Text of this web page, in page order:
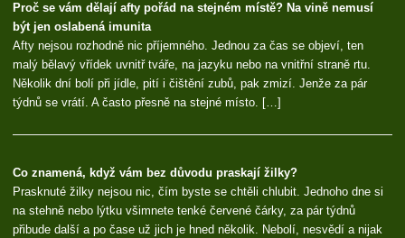
Proč se vám dělají afty pořád na stejném místě? Na vině nemusí
být jen oslabená imunita
Afty nejsou rozhodně nic příjemného. Jednou za čas se objeví, ten
malý bělavý vřídek uvnitř tváře, na jazyku nebo na vnitřní straně rtu.
Několik dní bolí při jídle, pití i čištění zubů, pak zmizí. Jenže za pár
týdnů se vrátí. A často přesně na stejné místo. […]
Co znamená, když vám bez důvodu praskají žilky?
Prasknuté žilky nejsou nic, čím byste se chtěli chlubit. Jednoho dne si
na stehně nebo lýtku všimnete tenké červené čárky, za pár týdnů
přibude další a po čase už jich je hned několik. Nebolí, nesvědí a nijak